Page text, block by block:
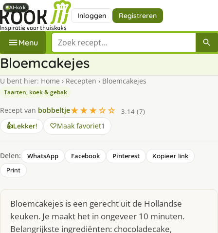
Inloggen Registreren
Menu Zoek een recept
Bloemcakejes
U bent hier: Home › Recepten › Bloemcakejes
Taarten, koek & gebak
Recept van bobbeltje★★★☆☆
3.14 (7)
👍Lekker! Maak favoriet1
Delen: WhatsApp Facebook Pinterest
Kopieer link
Print
Bloemcakejes is een gerecht uit de Hollandse
keuken. Je maakt het in ongeveer 10 minuten.
Belangrijkste ingrediënten: chocoladecake,
AI-kok
AI-kok
AI-kok
AI-kok